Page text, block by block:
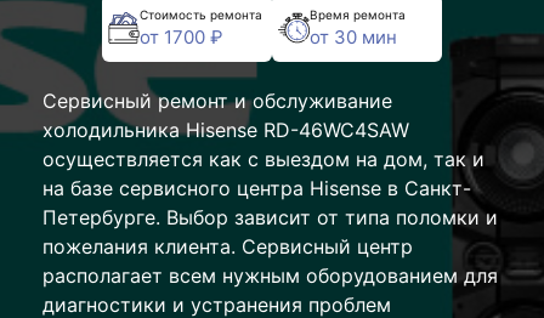
Стоимость ремонта
от 1700 ₽
Время ремонта
от 30 мин
Сервисный ремонт и обслуживание
холодильника Hisense RD-46WC4SAW
осуществляется как с выездом на дом, так и
на базе сервисного центра Hisense в Санкт-
Петербурге. Выбор зависит от типа поломки и
пожелания клиента. Сервисный центр
располагает всем нужным оборудованием для
диагностики и устранения проблем